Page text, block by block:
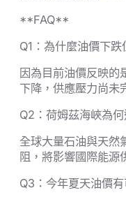
**FAQ**
Q1：為什麼油價下
因為目前油價反映的
下降，供應壓力尚未
Q2：荷姆茲海峽為何
全球大量石油與天然
阻，將影響國際能源
Q3：今年夏天油價